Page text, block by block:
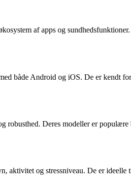
af apps og
både Android og iOS. De er
robusthed. Deres modeller er
aktivitet og stressniveau. De er